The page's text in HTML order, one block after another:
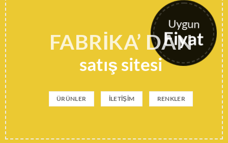
Uygun
Fiyat
FABRIKA’ DAN
satış sitesi
ÜRÜNLER İLETIŞIM RENKLER